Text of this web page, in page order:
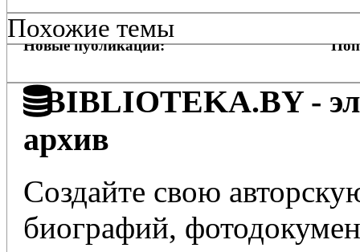
Похожие темы
Новые публикации:
BIBLIOTEKA.BY -
архив
Создайте свою
биографий,